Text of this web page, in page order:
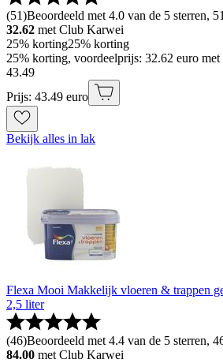
(51)Beoordeeld met 4.0 van de 5 sterren,
32.62 met Club Karwei
25% korting25% korting
25% korting, voordeelprijs: 32.62 euro
43.49
Prijs: 43.49 euro
Bekijk alles in lak
Flexa Mooi Makkelijk vloeren & trappen
2,5 liter
(46)Beoordeeld met 4.4 van de 5 sterren,
84.00 met Club Karwei